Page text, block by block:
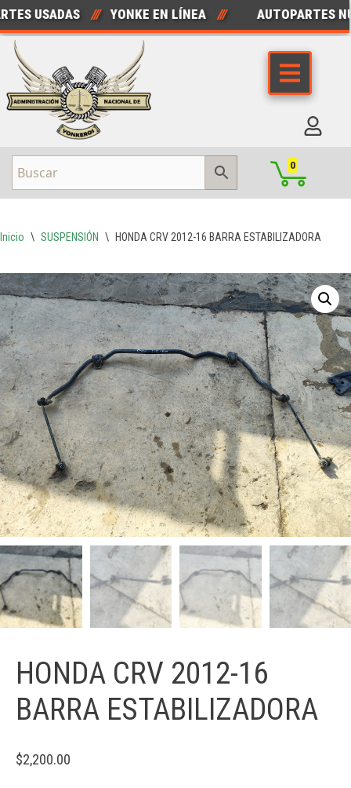
Saltar
al
contenido
USADAS /// YONKE EN LÍNEA /// AUTOPARTES
0
Inicio \ SUSPENSIÓN \ HONDA CRV 2012-16 BARRA ESTABILIZADORA
HONDA CRV 2012-16
BARRA ESTABILIZADORA
$2,200.00